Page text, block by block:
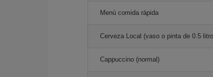
Menú comida rápida
Cerveza Local (vaso o pinta de 0.5
Cappuccino (normal)